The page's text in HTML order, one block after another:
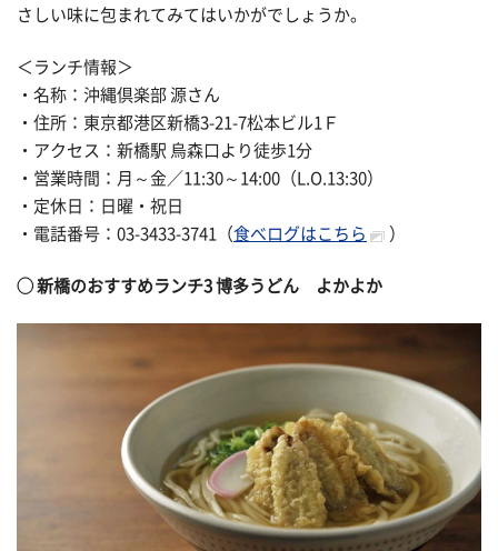
さしい味に包まれてみてはいかがでしょうか。
＜ランチ情報＞
・名称：沖縄倶楽部 源さん
・住所：東京都港区新橋3-21-7松本ビル1Ｆ
・アクセス：新橋駅 烏森口より徒歩1分
・営業時間：月～金／11:30～14:00（L.O.13:30）
・定休日：日曜・祝日
・電話番号：03-3433-3741（食べログはこちら ）
◯ 新橋のおすすめランチ3 博多うどん よかよか